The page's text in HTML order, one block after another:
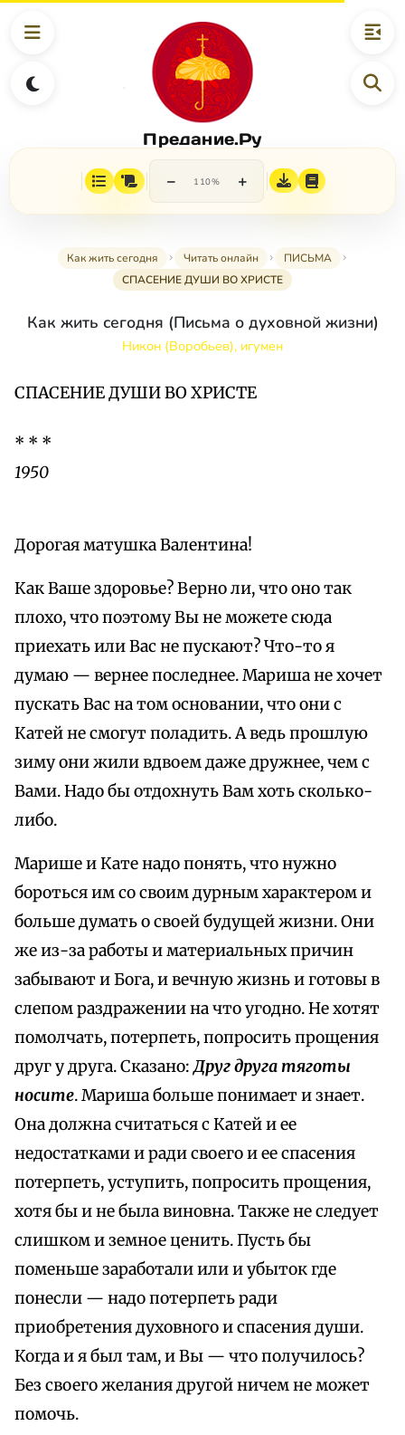
Предание.Ру
− 110% +
Как жить сегодня Читать онлайн
ПИСЬМА
СПАСЕНИЕ ДУШИ ВО ХРИСТЕ
Как жить сегодня (Письма о духовной жизни)
Никон (Воробьев), игумен
СПАСЕНИЕ ДУШИ ВО ХРИСТЕ
* * *
1950
Дорогая матушка Валентина!
Как Ваше здоровье? Верно ли, что оно так
плохо, что поэтому Вы не можете сюда
приехать или Вас не пускают? Что-то я
думаю — вернее последнее. Мариша не хочет
пускать Вас на том основании, что они с
Катей не смогут поладить. А ведь прошлую
зиму они жили вдвоем даже дружнее, чем с
Вами. Надо бы отдохнуть Вам хоть сколько-
либо.
Марише и Кате надо понять, что нужно
бороться им со своим дурным характером и
больше думать о своей будущей жизни. Они
же из-за работы и материальных причин
забывают и Бога, и вечную жизнь и готовы в
слепом раздражении на что угодно. Не хотят
помолчать, потерпеть, попросить прощения
друг у друга. Сказано:Друг друга тяготы
носите. Мариша больше понимает и знает.
Она должна считаться с Катей и ее
недостатками и ради своего и ее спасения
потерпеть, уступить, попросить прощения,
хотя бы и не была виновна. Также не следует
слишком и земное ценить. Пусть бы
поменьше заработали или и убыток где
понесли — надо потерпеть ради
приобретения духовного и спасения души.
Когда и я был там, и Вы — что получилось?
Без своего желания другой ничем не может
помочь.